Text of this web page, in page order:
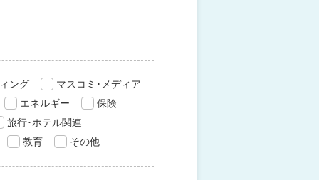
ング
マスコミ･メディア
エネルギー
保険
旅行･ホテル関連
教育
その他